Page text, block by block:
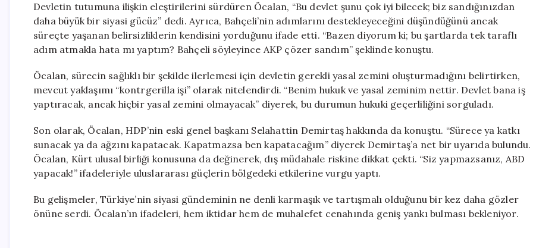
Devletin tutumuna ilişkin eleştirilerini sürdüren Öcalan, “Bu devlet şunu çok iyi bilecek; biz sandığınızdan
daha büyük bir siyasi gücüz” dedi. Ayrıca, Bahçeli’nin adımlarını destekleyeceğini düşündüğünü ancak
süreçte yaşanan belirsizliklerin kendisini yorduğunu ifade etti. “Bazen diyorum ki; bu şartlarda tek taraflı
adım atmakla hata mı yaptım? Bahçeli söyleyince AKP çözer sandım” şeklinde konuştu.
Öcalan, sürecin sağlıklı bir şekilde ilerlemesi için devletin gerekli yasal zemini oluşturmadığını belirtirken,
mevcut yaklaşımı “kontrgerilla işi” olarak nitelendirdi. “Benim hukuk ve yasal zeminim nettir. Devlet bana iş
yaptıracak, ancak hiçbir yasal zemini olmayacak” diyerek, bu durumun hukuki geçerliliğini sorguladı.
Son olarak, Öcalan, HDP’nin eski genel başkanı Selahattin Demirtaş hakkında da konuştu. “Sürece ya katkı
sunacak ya da ağzını kapatacak. Kapatmazsa ben kapatacağım” diyerek Demirtaş’a net bir uyarıda bulundu.
Öcalan, Kürt ulusal birliği konusuna da değinerek, dış müdahale riskine dikkat çekti. “Siz yapmazsanız, ABD
yapacak!” ifadeleriyle uluslararası güçlerin bölgedeki etkilerine vurgu yaptı.
Bu gelişmeler, Türkiye’nin siyasi gündeminin ne denli karmaşık ve tartışmalı olduğunu bir kez daha gözler
önüne serdi. Öcalan’ın ifadeleri, hem iktidar hem de muhalefet cenahında geniş yankı bulması bekleniyor.